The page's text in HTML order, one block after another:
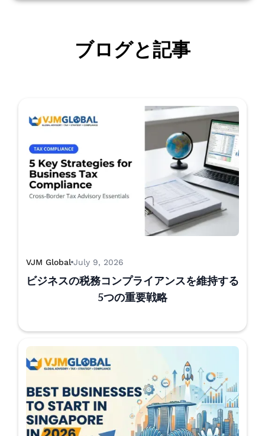
ブログと記事
VJM Global July 9, 2026
ビジネスの税務コンプライアンスを維持する
5つの重要戦略